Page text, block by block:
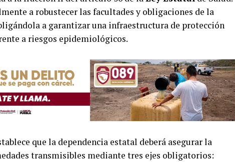
a robustecer las facultades y obligaciones de la
a garantizar una infraestructura de protección
a riesgos epidemiológicos.
que la dependencia estatal deberá asegurar la
transmisibles mediante tres ejes obligatorios: